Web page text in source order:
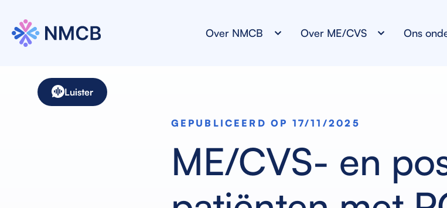
Over NMCB Over ME/CVS Ons
Luister
GEPUBLICEERD OP 17/11/2025
ME/CVS- en